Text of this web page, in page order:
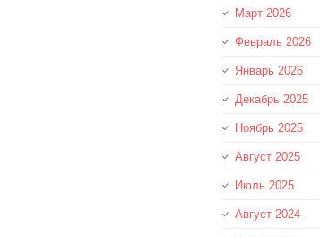
Март 2026
Февраль 2026
Январь 2026
Декабрь 2025
Ноябрь 2025
Август 2025
Июль 2025
Август 2024